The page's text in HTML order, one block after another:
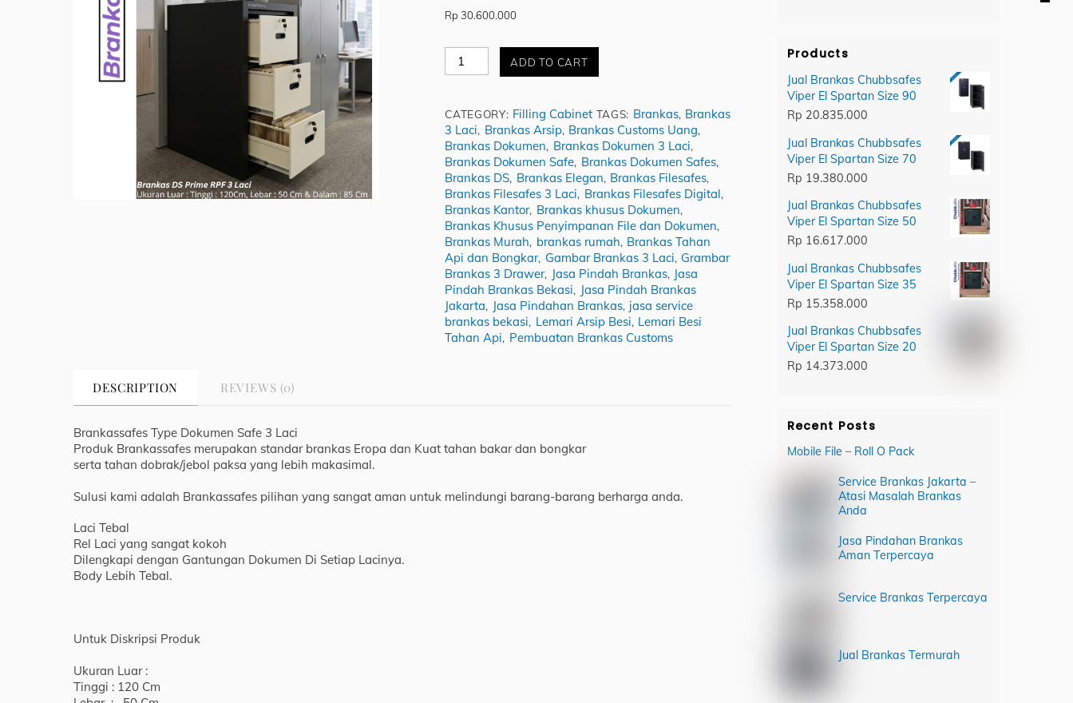
Rp 30.600.000
Jual
Brankassafes
(DS)
3
Laci
No
Door
quantity
ADD TO CART
CATEGORY: Filling Cabinet TAGS: Brankas, Brankas
3 Laci, Brankas Arsip, Brankas Customs Uang,
Brankas Dokumen, Brankas Dokumen 3 Laci,
Brankas Dokumen Safe, Brankas Dokumen Safes,
Brankas DS, Brankas Elegan, Brankas Filesafes,
Brankas Filesafes 3 Laci, Brankas Filesafes Digital,
Brankas Kantor, Brankas khusus Dokumen,
Brankas Khusus Penyimpanan File dan Dokumen,
Brankas Murah, brankas rumah, Brankas Tahan
Api dan Bongkar, Gambar Brankas 3 Laci, Grambar
Brankas 3 Drawer, Jasa Pindah Brankas, Jasa
Pindah Brankas Bekasi, Jasa Pindah Brankas
Jakarta, Jasa Pindahan Brankas, jasa service
brankas bekasi, Lemari Arsip Besi, Lemari Besi
Tahan Api, Pembuatan Brankas Customs
DESCRIPTION REVIEWS (0)
Brankassafes Type Dokumen Safe 3 Laci
Produk Brankassafes merupakan standar brankas Eropa dan Kuat tahan bakar dan bongkar
serta tahan dobrak/jebol paksa yang lebih makasimal.
Sulusi kami adalah Brankassafes pilihan yang sangat aman untuk melindungi barang-barang berharga anda.
Laci Tebal
Rel Laci yang sangat kokoh
Dilengkapi dengan Gantungan Dokumen Di Setiap Lacinya.
Body Lebih Tebal.
Untuk Diskripsi Produk
Ukuran Luar :
Tinggi : 120 Cm
Products
Jual Brankas Chubbsafes
Viper El Spartan Size 90
Rp 20.835.000
Jual Brankas Chubbsafes
Viper El Spartan Size 70
Rp 19.380.000
Jual Brankas Chubbsafes
Viper El Spartan Size 50
Rp 16.617.000
Jual Brankas Chubbsafes
Viper El Spartan Size 35
Rp 15.358.000
Jual Brankas Chubbsafes
Viper El Spartan Size 20
Rp 14.373.000
Recent Posts
Mobile File – Roll O Pack
Service Brankas Jakarta –
Atasi Masalah Brankas
Anda
Jasa Pindahan Brankas
Aman Terpercaya
Service Brankas Terpercaya
Jual Brankas Termurah